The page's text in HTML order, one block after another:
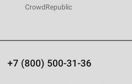
CrowdRepublic
+7 (800) 500-31-36